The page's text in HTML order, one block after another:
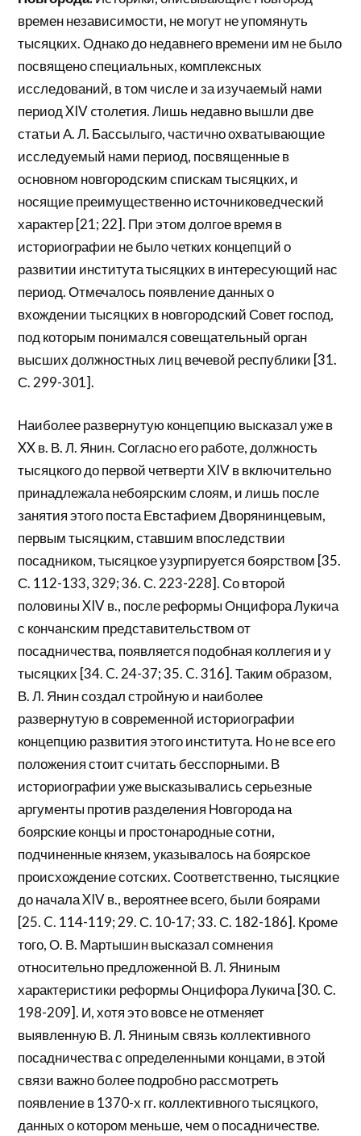
времен независимости, не могут не упомянуть
тысяцких. Однако до недавнего времени им не было
посвящено специальных, комплексных
исследований, в том числе и за изучаемый нами
период XIV cтолетия. Лишь недавно вышли две
статьи А. Л. Бассылыго, частично охватывающие
исследуемый нами период, посвященные в
основном новгородским спискам тысяцких, и
носящие преимущественно источниковедческий
характер [21; 22]. При этом долгое время в
историографии не было четких концепций о
развитии института тысяцких в интересующий нас
период. Отмечалось появление данных о
вхождении тысяцких в новгородский Совет господ,
под которым понимался совещательный орган
высших должностных лиц вечевой республики [31.
С. 299-301].
Наиболее развернутую концепцию высказал уже в
XX в. В. Л. Янин. Согласно его работе, должность
тысяцкого до первой четверти XIV в включительно
принадлежала небоярским слоям, и лишь после
занятия этого поста Евстафием Дворянинцевым,
первым тысяцким, ставшим впоследствии
посадником, тысяцкое узурпируется боярством [35.
С. 112-133, 329; 36. С. 223-228]. Со второй
половины XIV в., после реформы Онцифора Лукича
с кончанским представительством от
посадничества, появляется подобная коллегия и у
тысяцких [34. C. 24-37; 35. C. 316]. Таким образом,
В. Л. Янин создал стройную и наиболее
развернутую в современной историографии
концепцию развития этого института. Но не все его
положения стоит считать бесспорными. В
историографии уже высказывались серьезные
аргументы против разделения Новгорода на
боярские концы и простонародные сотни,
подчиненные князем, указывалось на боярское
происхождение сотских. Соответственно, тысяцкие
до начала XIV в., вероятнее всего, были боярами
[25. C. 114-119; 29. С. 10-17; 33. С. 182-186]. Кроме
того, О. В. Мартышин высказал сомнения
относительно предложенной В. Л. Яниным
характеристики реформы Онцифора Лукича [30. С.
198-209]. И, хотя это вовсе не отменяет
выявленную В. Л. Яниным связь коллективного
посадничества с определенными концами, в этой
связи важно более подробно рассмотреть
появление в 1370-х гг. коллективного тысяцкого,
данных о котором меньше, чем о посадничестве.